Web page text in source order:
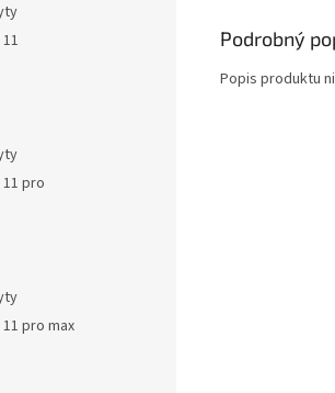
pro
pro max
Podrobný
Popis produktu